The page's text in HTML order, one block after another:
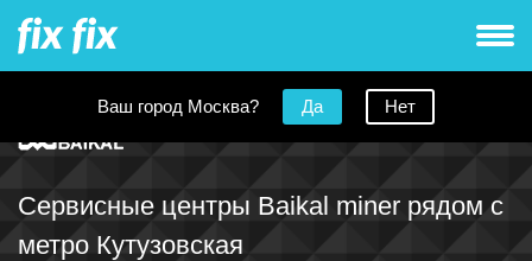
Ваш город Москва? Да Нет
Сервисные центры Baikal miner рядом с
метро Кутузовская